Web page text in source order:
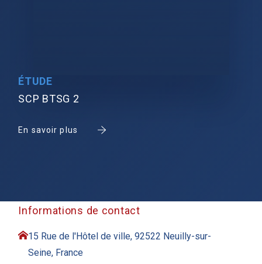
ÉTUDE
SCP BTSG 2
En savoir plus
Informations de contact
15 Rue de l'Hôtel de ville, 92522 Neuilly-sur-
Seine, France